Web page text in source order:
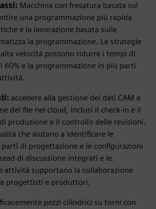
Macchina con fresatura basata sul
una programmazione più rapida
e la lavorazione basata sulle
la programmazione. Le strategie
velocità possono ridurre i tempi di
60% e la programmazione in più parti
accedere alla gestione dei dati CAM e
dei file nel cloud, inclusi il check-in e il
produzione e il controllo delle revisioni.
che aiutano a identificare le
di progettazione e le configurazioni
di discussione integrati e le
attività supportano la collaborazione
progettisti e produttori.
pezzi cilindrici su torni con